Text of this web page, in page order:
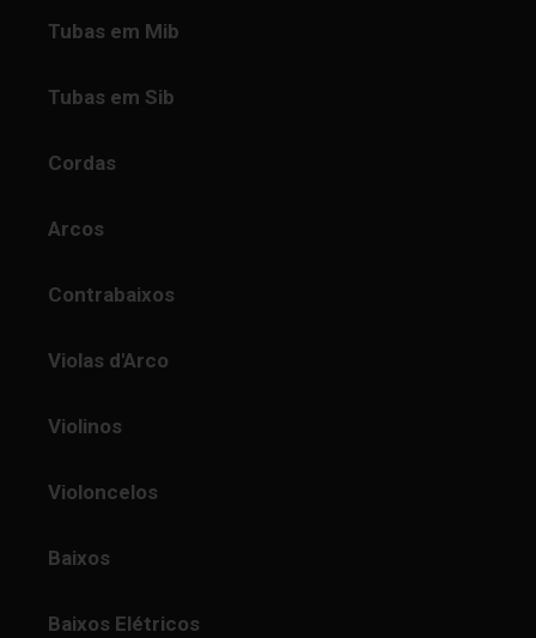
Tubas em Mib
Tubas em Sib
Cordas
Arcos
Contrabaixos
Violas d'Arco
Violinos
Violoncelos
Baixos
Baixos Elétricos